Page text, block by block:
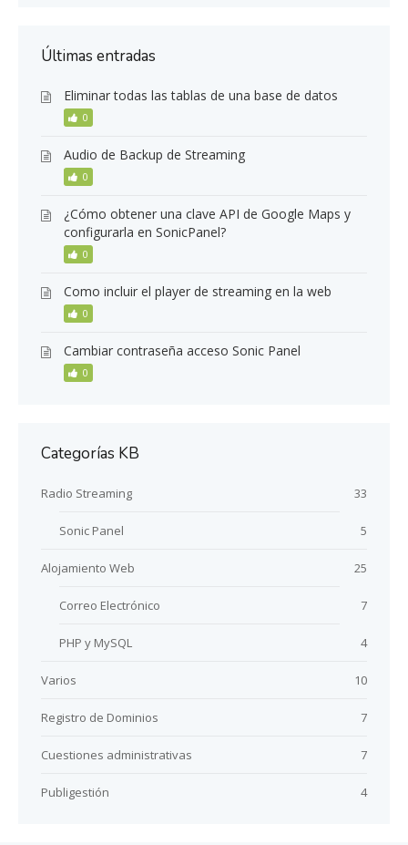
Últimas entradas
Eliminar todas las tablas de una base de datos
0
Audio de Backup de Streaming
0
¿Cómo obtener una clave API de Google Maps y
configurarla en SonicPanel?
0
Como incluir el player de streaming en la web
0
Cambiar contraseña acceso Sonic Panel
0
Categorías KB
Radio Streaming 33
Sonic Panel 5
Alojamiento Web 25
Correo Electrónico 7
PHP y MySQL 4
Varios 10
Registro de Dominios 7
Cuestiones administrativas 7
Publigestión 4